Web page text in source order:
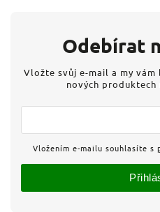
Odebírat
Vložte svůj e-mail a my
nových produktech
Vložením e-mailu souhlasíte s